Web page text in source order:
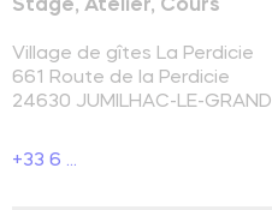
Stage, Atelier, Cours
Village de gîtes La Perdicie
661 Route de la Perdicie
24630 JUMILHAC-LE-GRAND
+33 6 ...